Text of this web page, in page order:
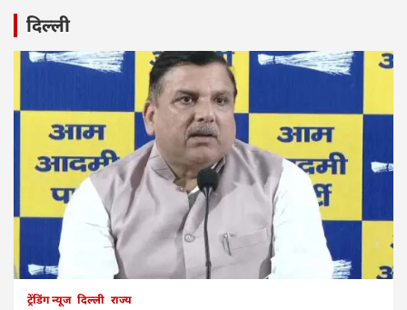
दिल्ली
ट्रेंडिंग न्यूज दिल्ली राज्य